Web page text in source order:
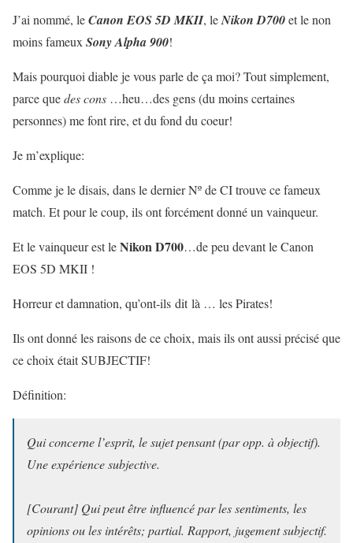
J’ai nommé, leCanon EOS 5D MKII, leNikon D700et le non
moins fameux Sony Alpha 900!
Mais pourquoi diable je vous parle de ça moi? Tout simplement,
parce quedes cons …heu…des gens (du moins certaines
personnes) me font rire, et du fond du coeur!
Je m’explique:
Comme je le disais, dans le dernier Nº de CI trouve ce fameux
match. Et pour le coup, ils ont forcément donné un vainqueur.
Et le vainqueur est leNikon D700…de peu devant le Canon
EOS 5D MKII !
Horreur et damnation, qu’ont-ils dit là … les Pirates!
Ils ont donné les raisons de ce choix, mais ils ont aussi précisé que
ce choix était SUBJECTIF!
Définition:
Qui concerne l’esprit, le sujet pensant (par opp. à objectif).
Une expérience subjective.
[Courant] Qui peut être influencé par les sentiments, les
opinions ou les intérêts; partial. Rapport, jugement subjectif.